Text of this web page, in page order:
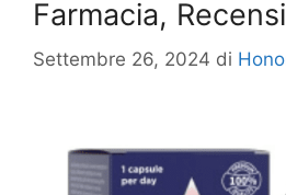
Farmacia,
Settembre 26, 2024 di